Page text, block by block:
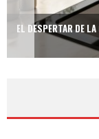
EL DESPERTAR DE